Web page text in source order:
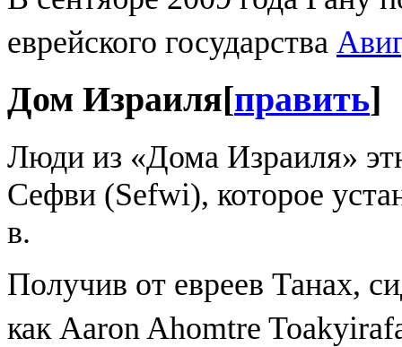
еврейского государства
Дом Израиля[править]
Люди из «Дома Израиля»
Сефви (Sefwi), которое
в.
Получив от евреев Танах,
как Aaron Ahomtre